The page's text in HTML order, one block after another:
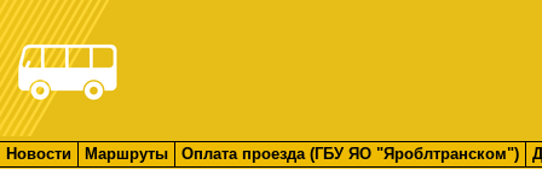
Новости Маршруты Оплата проезда (ГБУ ЯО "Яроблтранском")